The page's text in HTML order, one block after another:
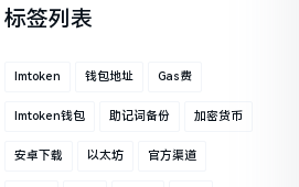
标签列表
Imtoken 钱包地址 Gas费
Imtoken钱包 助记词备份 加密货币
安卓下载 以太坊 官方渠道